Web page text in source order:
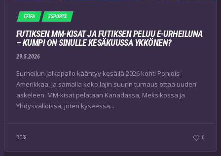
EFIFA ESPORTS
FUTIKSEN MM-KISAT JA FUTIKSEN PELUU E-URHEILUNA
– KUMPI ON SINULLE KESÄKUUSSA YKKÖNEN?
29.5.2026
Eurheilun jalkapallo kääntyy kesällä 2026 kohti Pohjois-
Amerikkaa, ja samalla koko lajin suurin turnaus ottaa uuden
askeleen. MM-kisat pelataan Kanadassa, Meksikossa ja
Yhdysvalloissa, joten kyseessä...
BOSS 0